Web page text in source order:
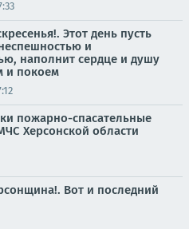
Этот день пусть
и
наполнит сердце и душу
и покоем
пожарно-спасательные
Херсонской области
Вот и последний